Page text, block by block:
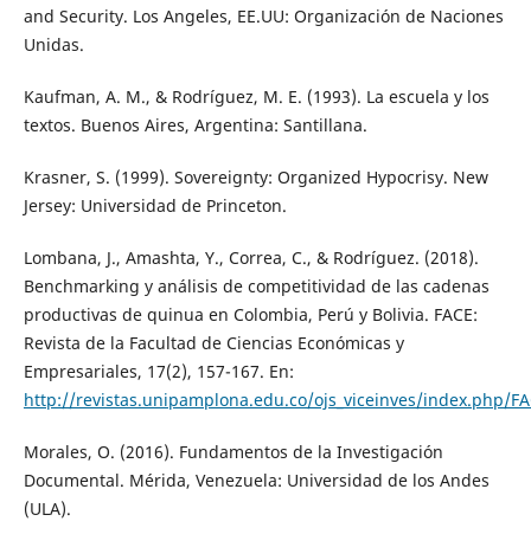
and Security. Los Angeles, EE.UU: Organización de Naciones
Unidas.
Kaufman, A. M., & Rodríguez, M. E. (1993). La escuela y los
textos. Buenos Aires, Argentina: Santillana.
Krasner, S. (1999). Sovereignty: Organized Hypocrisy. New
Jersey: Universidad de Princeton.
Lombana, J., Amashta, Y., Correa, C., & Rodríguez. (2018).
Benchmarking y análisis de competitividad de las cadenas
productivas de quinua en Colombia, Perú y Bolivia. FACE:
Revista de la Facultad de Ciencias Económicas y
Empresariales, 17(2), 157-167. En:
http://revistas.unipamplona.edu.co/ojs_viceinves/index.php/
Morales, O. (2016). Fundamentos de la Investigación
Documental. Mérida, Venezuela: Universidad de los Andes
(ULA).